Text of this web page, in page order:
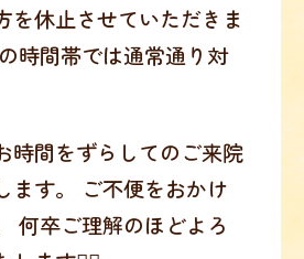
を休止させていただきま
時間帯では通常通り対
時間をずらしてのご来院
ます。 ご不便をおかけ
何卒ご理解のほどよろ